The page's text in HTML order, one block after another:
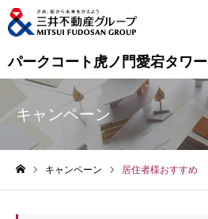
パークコート虎ノ門愛宕タワー
キャンペーン
キャンペーン 居住者様おすすめ